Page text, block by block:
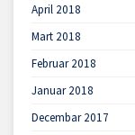
April 2018
Mart 2018
Februar 2018
Januar 2018
Decembar 2017